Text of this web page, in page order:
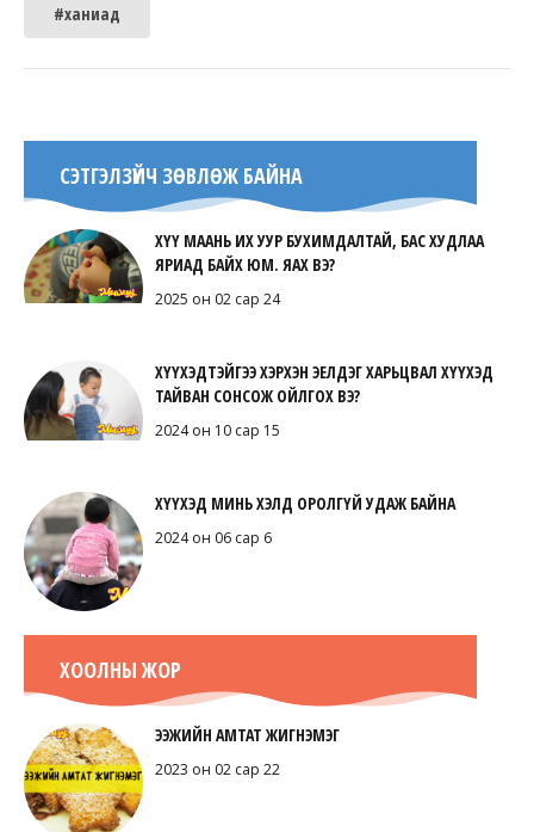
#ханиад
СЭТГЭЛЗҮЙЧ ЗӨВЛӨЖ БАЙНА
ХҮҮ МААНЬ ИХ УУР БУХИМДАЛТАЙ, БАС ХУДЛАА
ЯРИАД БАЙХ ЮМ. ЯАХ ВЭ?
2025 он 02 сар 24
ХҮҮХЭДТЭЙГЭЭ ХЭРХЭН ЭЕЛДЭГ ХАРЬЦВАЛ ХҮҮХЭД
ТАЙВАН СОНСОЖ ОЙЛГОХ ВЭ?
2024 он 10 сар 15
ХҮҮХЭД МИНЬ ХЭЛД ОРОЛГҮЙ УДАЖ БАЙНА
2024 он 06 сар 6
ХООЛНЫ ЖОР
ЭЭЖИЙН АМТАТ ЖИГНЭМЭГ
2023 он 02 сар 22